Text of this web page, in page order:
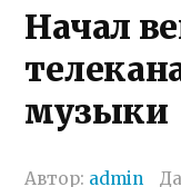
Начал
музыки
Автор: admin